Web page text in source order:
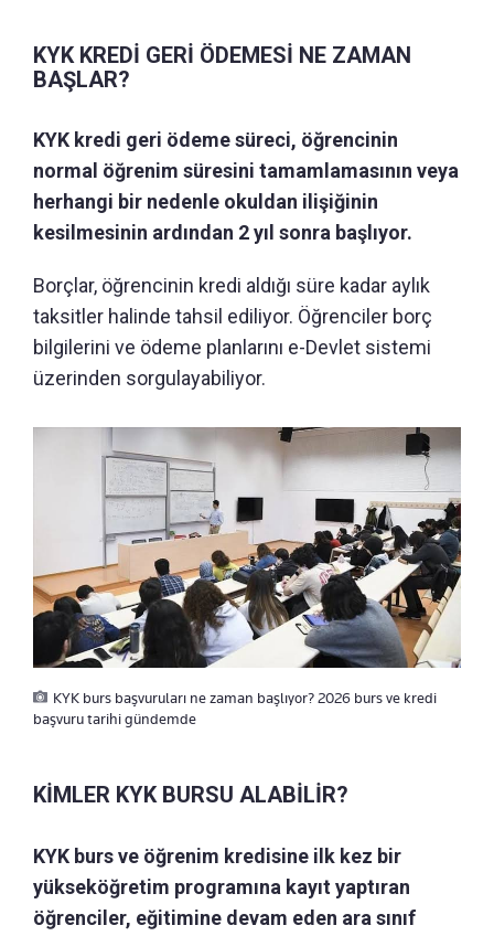
KYK KREDİ GERİ ÖDEMESİ NE ZAMAN
BAŞLAR?
KYK kredi geri ödeme süreci, öğrencinin
normal öğrenim süresini tamamlamasının veya
herhangi bir nedenle okuldan ilişiğinin
kesilmesinin ardından 2 yıl sonra başlıyor.
Borçlar, öğrencinin kredi aldığı süre kadar aylık
taksitler halinde tahsil ediliyor. Öğrenciler borç
bilgilerini ve ödeme planlarını e-Devlet sistemi
üzerinden sorgulayabiliyor.
KYK burs başvuruları ne zaman başlıyor? 2026 burs ve kredi
başvuru tarihi gündemde
KİMLER KYK BURSU ALABİLİR?
KYK burs ve öğrenim kredisine ilk kez bir
yükseköğretim programına kayıt yaptıran
öğrenciler, eğitimine devam eden ara sınıf